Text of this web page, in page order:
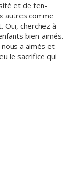
et de ten­
autres comme
Oui, cherchez à
bien-aimés.
nous a aimés et
le sacrifice qui